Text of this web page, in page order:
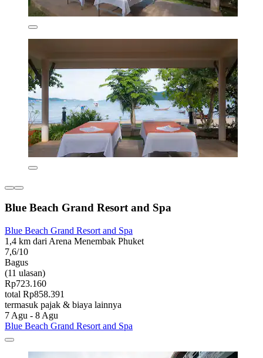
Blue Beach Grand Resort and Spa
Blue Beach Grand Resort and Spa
1,4 km dari Arena Menembak Phuket
7,6/10
Bagus
(11 ulasan)
Rp723.160
total Rp858.391
termasuk pajak & biaya lainnya
7 Agu - 8 Agu
Blue Beach Grand Resort and Spa